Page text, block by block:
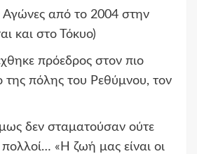
Αγώνες από το 2004 στην
και στο Τόκυο)
πρόεδρος στον πιο
της πόλης του Ρεθύμνου, τον
δεν σταματούσαν ούτε
«Η ζωή μας είναι οι